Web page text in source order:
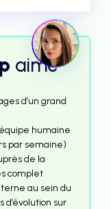
aime
d’un grand
humaine
par semaine)
de la
complet
au sein du
sur